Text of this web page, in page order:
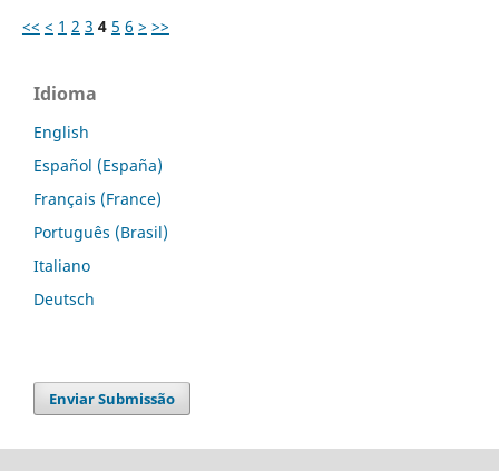
<< < 1 2 3 4 5 6 > >>
Idioma
English
Español (España)
Français (France)
Português (Brasil)
Italiano
Deutsch
Enviar Submissão